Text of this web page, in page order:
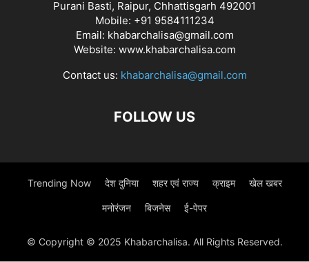
Purani Basti, Raipur, Chhattisgarh 492001
Mobile: +91 9584111234
Email: khabarchalisa@gmail.com
Website: www.khabarchalisa.com
Contact us: khabarchalisa@gmail.com
FOLLOW US
Trending Now देश दुनिया शहर एवं राज्य क्राइम खेल खबर
मनोरंजन बिजनेस ई-पेपर
© Copyright © 2025 Khabarchalisa. All Rights Reserved.